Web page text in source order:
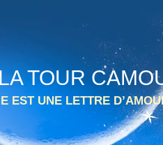
TOUR
EST UNE LETTRE